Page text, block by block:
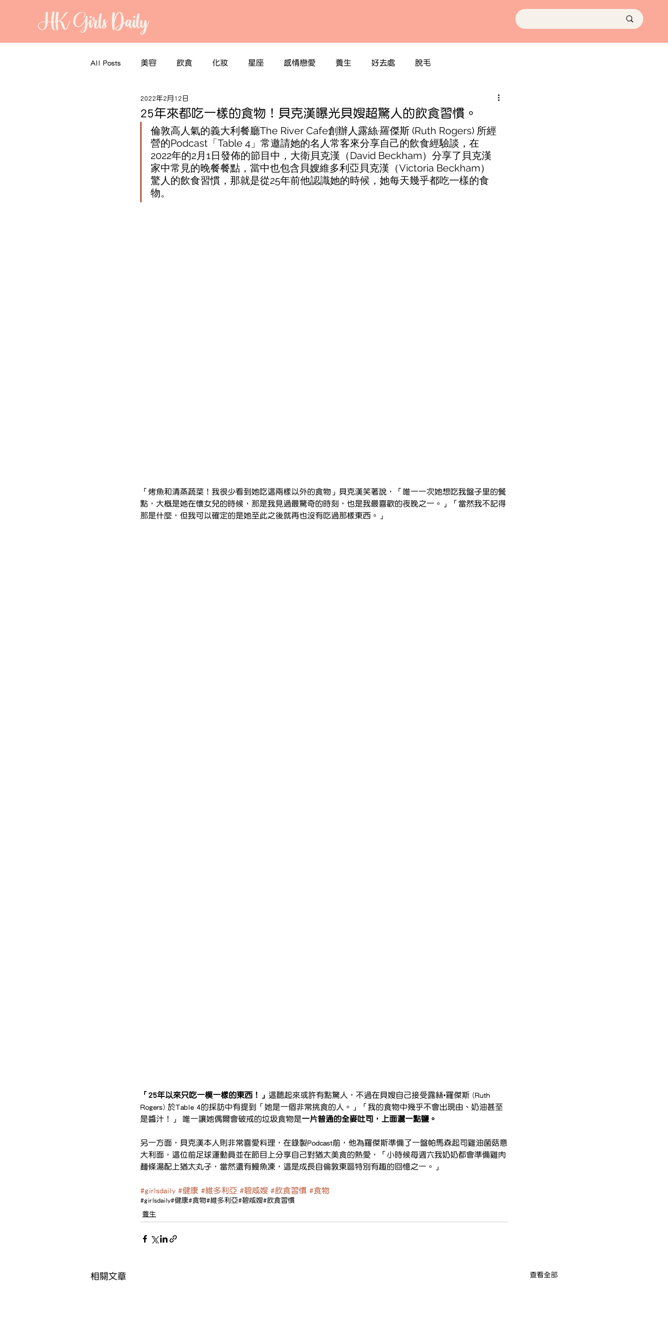
HK Girls Daily
All Posts 美容 飲食 化妝 星座 感情戀愛 養生 好去處 脫毛
25年來都吃一樣的食物！貝克漢曝光貝嫂超驚人的飲食習慣。
2022年2月12日
倫敦高人氣的義大利餐廳The River Cafe創辦人露絲·羅傑斯 (Ruth Rogers) 所經
營的Podcast「Table 4」常邀請她的名人常客來分享自己的飲食經驗談，在
2022年的2月1日發佈的節目中，大衛貝克漢（David Beckham）分享了貝克漢
家中常見的晚餐餐點，當中也包含貝嫂維多利亞貝克漢（Victoria Beckham）
驚人的飲食習慣，那就是從25年前他認識她的時候，她每天幾乎都吃一樣的食
物。
「烤魚和清蒸蔬菜！我很少看到她吃這兩樣以外的食物」貝克漢笑著說，「唯一一次她想吃我盤子里的餐
點，大概是她在懷女兒的時候，那是我見過最驚奇的時刻，也是我最喜歡的夜晚之一。」「當然我不記得
那是什麼，但我可以確定的是她至此之後就再也沒有吃過那樣東西。」
「25年以來只吃一模一樣的東西！」 這聽起來或許有點驚人，不過在貝嫂自己接受露絲·羅傑斯 (Ruth
Rogers) 於Table 4的採訪中有提到「她是一個非常挑食的人。」「我的食物中幾乎不會出現由、奶油甚至
是醬汁！」 唯一讓她偶爾會破戒的垃圾食物是一片普通的全麥吐司，上面灑一點鹽。
另一方面，貝克漢本人則非常喜愛料理，在錄製Podcast前，他為羅傑斯準備了一盤帕馬森起司雞油菌菇意
大利面，這位前足球運動員並在節目上分享自己對猶太美食的熱愛，「小時候每週六我奶奶都會準備雞肉
麵條湯配上猶太丸子，當然還有鰻魚凍，這是成長自倫敦東區特別有趣的回憶之一。」
#girlsdaily #健康 #維多利亞 #碧咸嫂 #飲食習慣 #食物
#girlsdaily#健康#食物#維多利亞#碧咸嫂#飲食習慣
養生
相關文章 查看全部